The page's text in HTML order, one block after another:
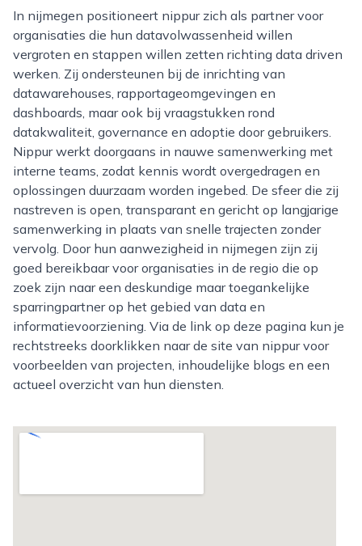
In nijmegen positioneert nippur zich als partner voor
organisaties die hun datavolwassenheid willen
vergroten en stappen willen zetten richting data driven
werken. Zij ondersteunen bij de inrichting van
datawarehouses, rapportageomgevingen en
dashboards, maar ook bij vraagstukken rond
datakwaliteit, governance en adoptie door gebruikers.
Nippur werkt doorgaans in nauwe samenwerking met
interne teams, zodat kennis wordt overgedragen en
oplossingen duurzaam worden ingebed. De sfeer die zij
nastreven is open, transparant en gericht op langjarige
samenwerking in plaats van snelle trajecten zonder
vervolg. Door hun aanwezigheid in nijmegen zijn zij
goed bereikbaar voor organisaties in de regio die op
zoek zijn naar een deskundige maar toegankelijke
sparringpartner op het gebied van data en
informatievoorziening. Via de link op deze pagina kun je
rechtstreeks doorklikken naar de site van nippur voor
voorbeelden van projecten, inhoudelijke blogs en een
actueel overzicht van hun diensten.